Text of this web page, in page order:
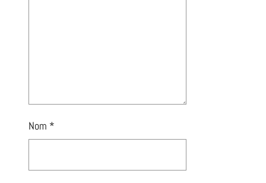
Nom *